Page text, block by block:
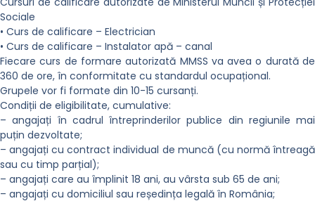
Sociale
• Curs de calificare – Electrician
• Curs de calificare – Instalator apă – canal
Fiecare curs de formare autorizată MMSS va avea o durată de
360 de ore, în conformitate cu standardul ocupațional.
Grupele vor fi formate din 10-15 cursanți.
Condiții de eligibilitate, cumulative:
– angajați în cadrul întreprinderilor publice din regiunile mai
puțin dezvoltate;
– angajați cu contract individual de muncă (cu normă întreagă
sau cu timp parțial);
– angajați care au împlinit 18 ani, au vârsta sub 65 de ani;
– angajați cu domiciliul sau reședința legală în România;